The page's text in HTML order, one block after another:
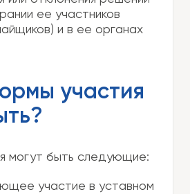
ее участников
и в ее органах
участия
могут быть следующие:
участие в уставном